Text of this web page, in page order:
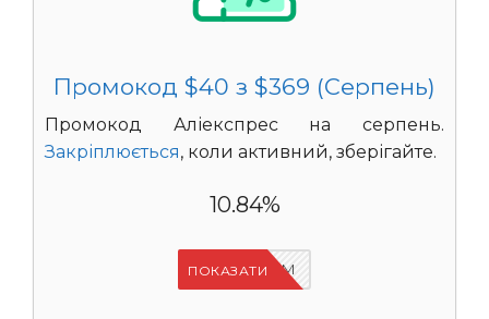
Промокод $40 з $369 (Серпень)
Промокод Аліекспрес на серпень.
Закріплюється, коли активний, зберігайте.
10.84%
IFP33WRM
ПОКАЗАТИ